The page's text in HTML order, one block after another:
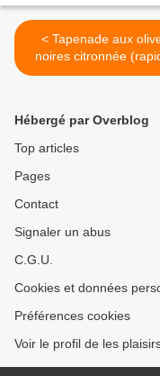
< Tapenade aux olives
noires citronnée
Hébergé par Overblog
Top articles
Pages
Contact
Signaler un abus
C.G.U.
Cookies et données
Préférences cookies
Voir le profil de les